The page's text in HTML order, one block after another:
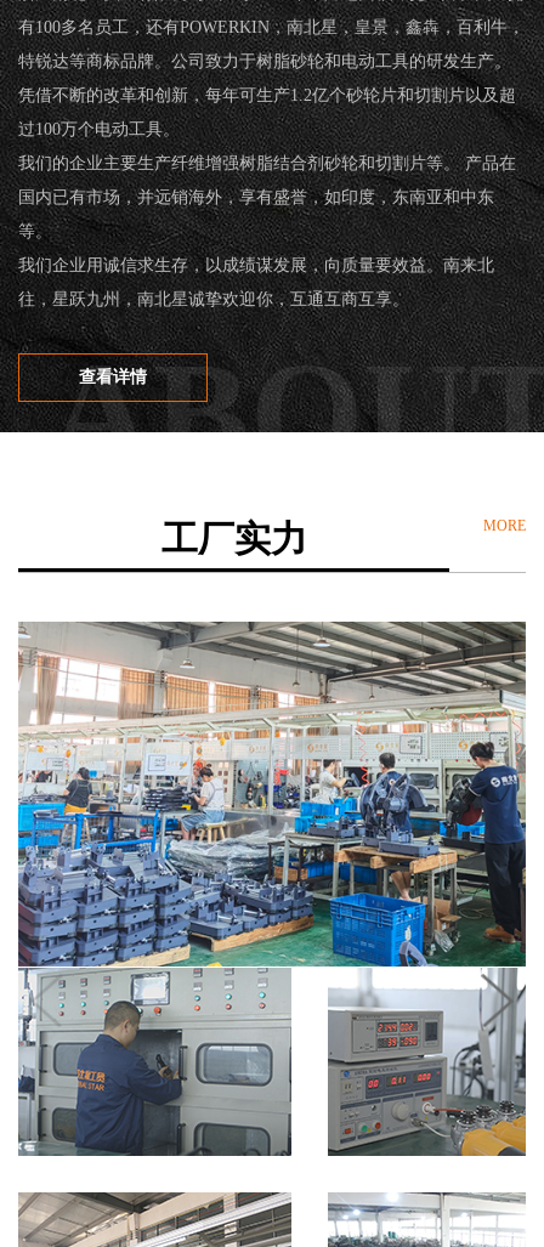
有100多名员工，还有POWERKIN，南北星，皇景，鑫犇，百利牛，
特锐达等商标品牌。公司致力于树脂砂轮和电动工具的研发生产。
凭借不断的改革和创新，每年可生产1.2亿个砂轮片和切割片以及超
过100万个电动工具。
我们的企业主要生产纤维增强树脂结合剂砂轮和切割片等。 产品在
国内已有市场，并远销海外，享有盛誉，如印度，东南亚和中东
等。
我们企业用诚信求生存，以成绩谋发展，向质量要效益。南来北
往，星跃九州，南北星诚挚欢迎你，互通互商互享。
查看详情
工厂实力 MORE
欢
迎
登
录